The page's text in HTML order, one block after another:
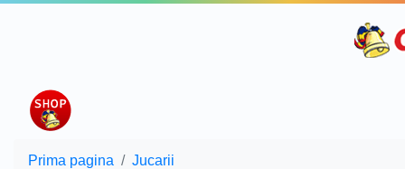
Prima pagina Jucarii